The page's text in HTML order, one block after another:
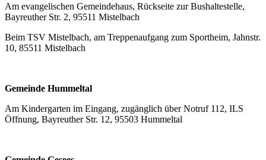
Am evangelischen Gemeindehaus, Rückseite zur Bushaltestelle,
Bayreuther Str. 2, 95511 Mistelbach
Beim TSV Mistelbach, am Treppenaufgang zum Sportheim, Jahnstr.
10, 85511 Mistelbach
Gemeinde Hummeltal
Am Kindergarten im Eingang, zugänglich über Notruf 112, ILS
Öffnung, Bayreuther Str. 12, 95503 Hummeltal